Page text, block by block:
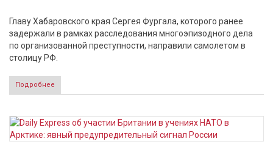
Главу Хабаровского края Сергея Фургала, которого ранее
задержали в рамках расследования многоэпизодного дела
по организованной преступности, направили самолетом в
столицу РФ.
Подробнее